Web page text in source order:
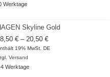
Werktage
Skyline Gold
€ – 20,50 €Preisspanne:
18,50 €
19% MwSt. DE
Versand
Werktage